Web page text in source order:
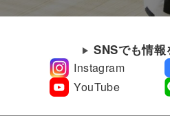
SNSでも情報
Instagram
YouTube